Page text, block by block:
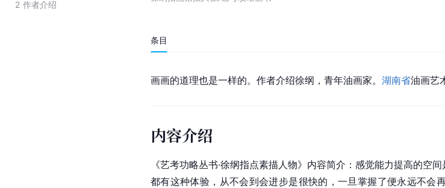
2 作者介绍
条目
画画的道理也是一样的。作者介绍徐纲 ，青年油画家。 湖南省油画艺
内容介绍
《艺考功略丛书·徐纲指点素描人物》内容简介：感觉能力提高的空
都有这种体验，从不会到会进步是很快的，一旦掌握了便永远不会